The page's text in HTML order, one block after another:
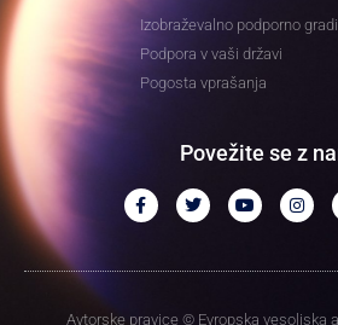
Izobraževalno podporno
Podpora v vaši državi
Pogosta vprašanja
Povežite se z
Avtorske pravice © Evropska vesoljska